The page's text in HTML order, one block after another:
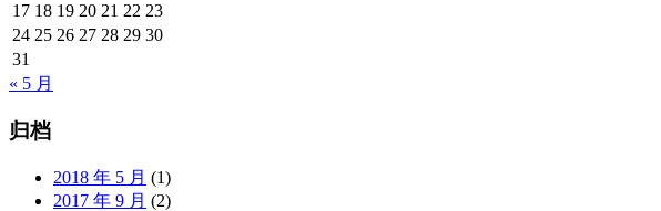
17 18 19 20 21 22 23
24 25 26 27 28 29 30
31
« 5 月
归档
2018 年 5 月 (1)
2017 年 9 月 (2)